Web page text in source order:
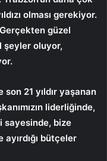
olması gerekiyor.
güzel
şeyler oluyor,
son 21 yıldır yaşanan
liderliğinde,
sayesinde, bize
bütçeler